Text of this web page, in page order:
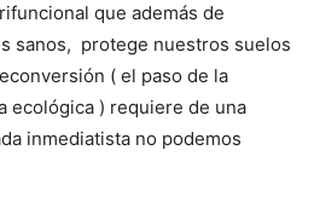
que además de
sanos, protege nuestros suelos
( el paso de la
ecológica ) requiere de una
inmediatista no podemos